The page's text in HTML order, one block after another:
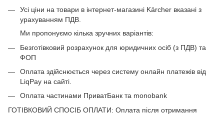
Усі ціни на товари в інтернет-магазині Kärcher вказані з
урахуванням ПДВ.
Ми пропонуємо кілька зручних варіантів:
Безготівковий розрахунок для юридичних осіб (з ПДВ) та
ФОП
Оплата здійснюється через систему онлайн платежів від
LiqPay на сайті.
Оплата частинами ПриватБанк та monobank
ГОТІВКОВИЙ СПОСІБ ОПЛАТИ: Оплата після отримання